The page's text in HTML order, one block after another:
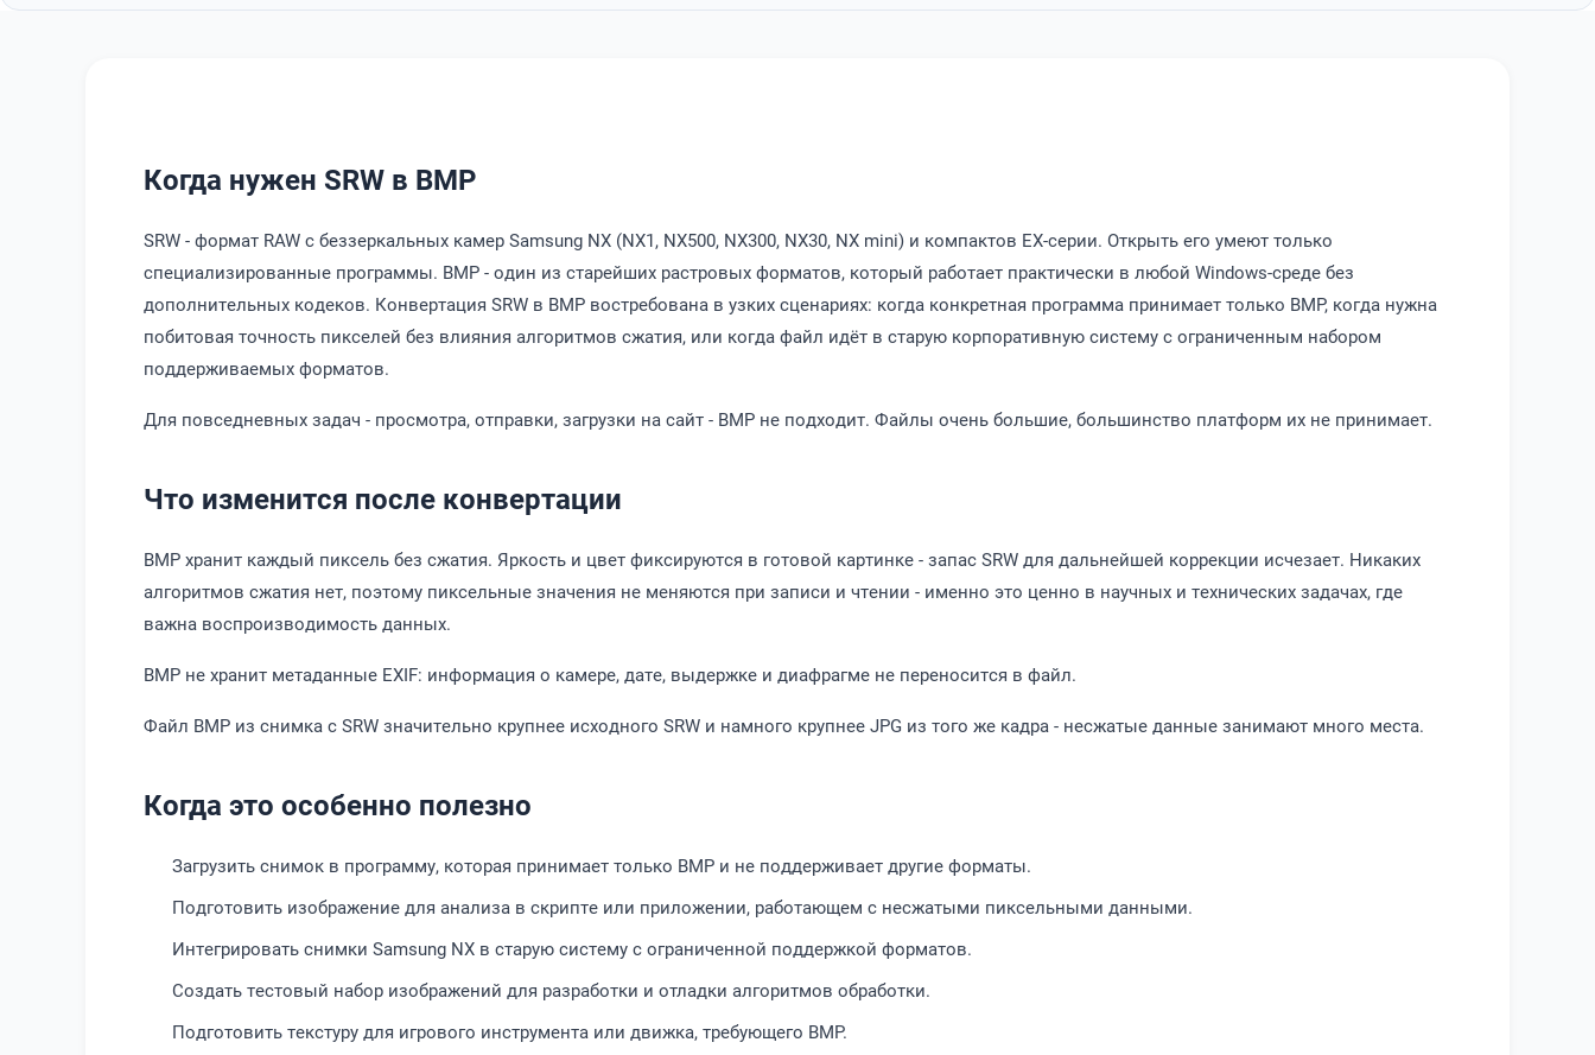
Когда нужен SRW в BMP
SRW - формат RAW с беззеркальных камер Samsung NX (NX1, NX500, NX300, NX30, NX mini) и компактов EX-серии. Открыть его умеют только
специализированные программы. BMP - один из старейших растровых форматов, который работает практически в любой Windows-среде без
дополнительных кодеков. Конвертация SRW в BMP востребована в узких сценариях: когда конкретная программа принимает только BMP, когда нужна
побитовая точность пикселей без влияния алгоритмов сжатия, или когда файл идёт в старую корпоративную систему с ограниченным набором
поддерживаемых форматов.
Для повседневных задач - просмотра, отправки, загрузки на сайт - BMP не подходит. Файлы очень большие, большинство платформ их не принимает.
Что изменится после конвертации
BMP хранит каждый пиксель без сжатия. Яркость и цвет фиксируются в готовой картинке - запас SRW для дальнейшей коррекции исчезает. Никаких
алгоритмов сжатия нет, поэтому пиксельные значения не меняются при записи и чтении - именно это ценно в научных и технических задачах, где
важна воспроизводимость данных.
BMP не хранит метаданные EXIF: информация о камере, дате, выдержке и диафрагме не переносится в файл.
Файл BMP из снимка с SRW значительно крупнее исходного SRW и намного крупнее JPG из того же кадра - несжатые данные занимают много места.
Когда это особенно полезно
Загрузить снимок в программу, которая принимает только BMP и не поддерживает другие форматы.
Подготовить изображение для анализа в скрипте или приложении, работающем с несжатыми пиксельными данными.
Интегрировать снимки Samsung NX в старую систему с ограниченной поддержкой форматов.
Создать тестовый набор изображений для разработки и отладки алгоритмов обработки.
Подготовить текстуру для игрового инструмента или движка, требующего BMP.